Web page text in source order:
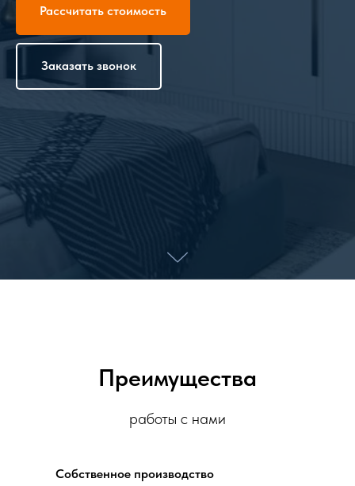
Рассчитать стоимость
Заказать звонок
Преимущества
работы с нами
Собственное производство